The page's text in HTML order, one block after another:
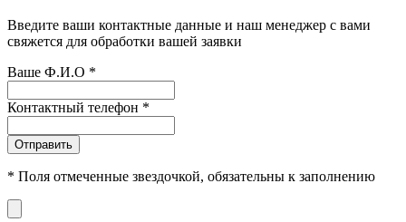
Введите ваши контактные данные и наш менеджер с вами
свяжется для обработки вашей заявки
Ваше Ф.И.О *
Контактный телефон *
Отправить
* Поля отмеченные звездочкой, обязательны к заполнению